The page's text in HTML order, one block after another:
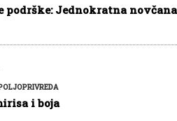
podrške: Jednokratna
i boja